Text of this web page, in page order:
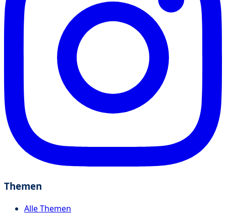
Themen
Alle Themen